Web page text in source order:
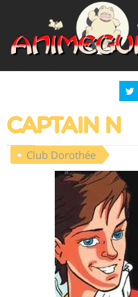
CAPTAIN N
Club Dorothée
Panneau de gestion des cookies